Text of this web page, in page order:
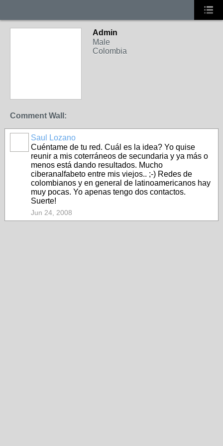
Admin
Male
Colombia
Comment Wall:
Saul Lozano
Cuéntame de tu red. Cuál es la idea? Yo quise
reunir a mis coterráneos de secundaria y ya más o
menos está dando resultados. Mucho
ciberanalfabeto entre mis viejos.. ;-) Redes de
colombianos y en general de latinoamericanos hay
muy pocas. Yo apenas tengo dos contactos.
Suerte!
Jun 24, 2008